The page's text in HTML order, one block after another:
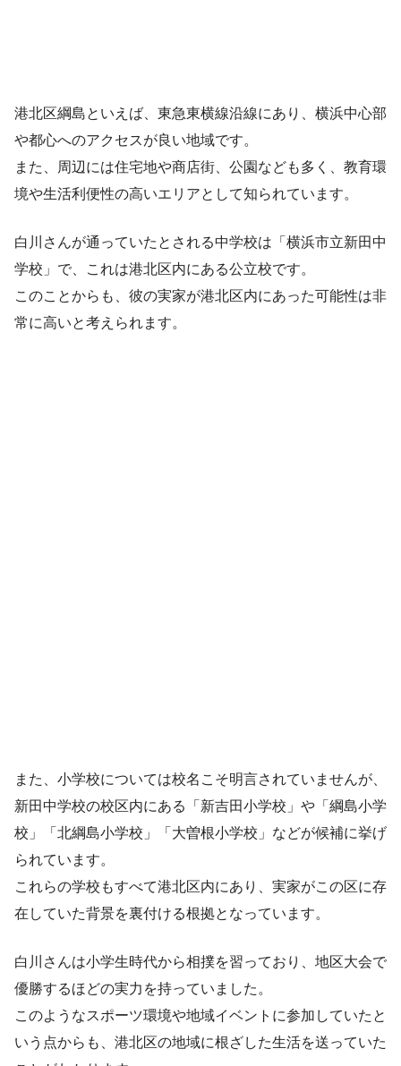
港北区綱島といえば、東急東横線沿線にあり、横浜中心部
や都心へのアクセスが良い地域です。
また、周辺には住宅地や商店街、公園なども多く、教育環
境や生活利便性の高いエリアとして知られています。
白川さんが通っていたとされる中学校は「横浜市立新田中
学校」で、これは港北区内にある公立校です。
このことからも、彼の実家が港北区内にあった可能性は非
常に高いと考えられます。
また、小学校については校名こそ明言されていませんが、
新田中学校の校区内にある「新吉田小学校」や「綱島小学
校」「北綱島小学校」「大曽根小学校」などが候補に挙げ
られています。
これらの学校もすべて港北区内にあり、実家がこの区に存
在していた背景を裏付ける根拠となっています。
白川さんは小学生時代から相撲を習っており、地区大会で
優勝するほどの実力を持っていました。
このようなスポーツ環境や地域イベントに参加していたと
いう点からも、港北区の地域に根ざした生活を送っていた